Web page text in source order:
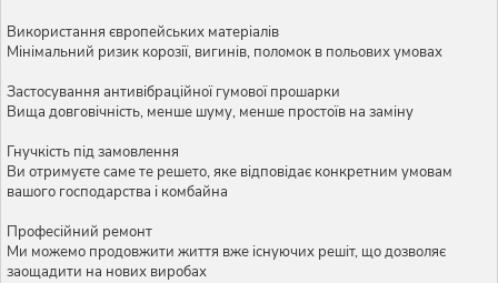
Використання європейських матеріалів
Мінімальний ризик корозії, вигинів, поломок в польових умовах
Застосування антивібраційної гумової прошарки
Вища довговічність, менше шуму, менше простоїв на заміну
Гнучкість під замовлення
Ви отримуєте саме те решето, яке відповідає конкретним умовам
вашого господарства і комбайна
Професійний ремонт
Ми можемо продовжити життя вже існуючих решіт, що дозволяє
заощадити на нових виробах